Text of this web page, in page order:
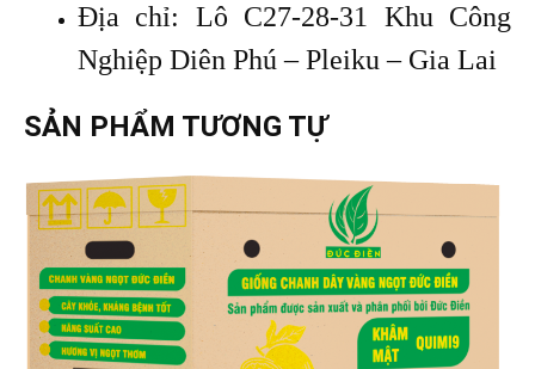
Địa chỉ: Lô C27-28-31 Khu Công
Nghiệp Diên Phú – Pleiku – Gia Lai
SẢN PHẨM TƯƠNG TỰ